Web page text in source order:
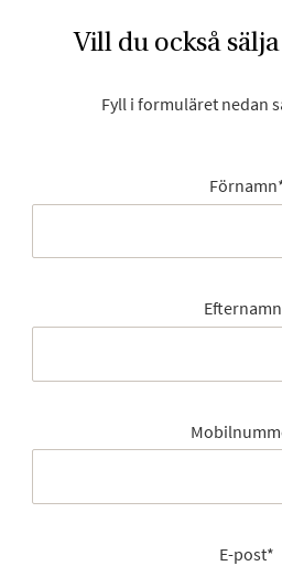
Vill du också
Fyll i formuläret nedan
Förnamn
Efternamn
E-post*